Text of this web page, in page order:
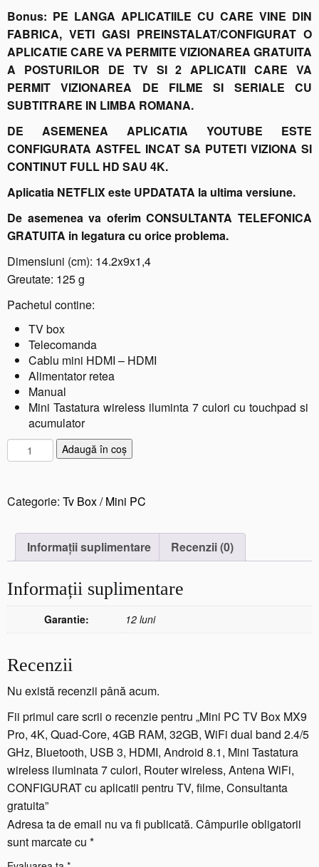
Bonus: PE LANGA APLICATIILE CU CARE VINE DIN
FABRICA, VETI GASI PREINSTALAT/CONFIGURAT O
APLICATIE CARE VA PERMITE VIZIONAREA GRATUITA
A POSTURILOR DE TV SI 2 APLICATII CARE VA
PERMIT VIZIONAREA DE FILME SI SERIALE CU
SUBTITRARE IN LIMBA ROMANA.
DE ASEMENEA APLICATIA YOUTUBE ESTE
CONFIGURATA ASTFEL INCAT SA PUTETI VIZIONA SI
CONTINUT FULL HD SAU 4K.
Aplicatia NETFLIX este UPDATATA la ultima versiune.
De asemenea va oferim CONSULTANTA TELEFONICA
GRATUITA in legatura cu orice problema.
Dimensiuni (cm): 14.2x9x1,4
Greutate: 125 g
Pachetul contine:
TV box
Telecomanda
Cablu mini HDMI – HDMI
Alimentator retea
Manual
Mini Tastatura wireless iluminta 7 culori cu touchpad si
acumulator
a
i
M
i
i
C
V
B
o
M
X
9
P
r
o,
Adaugă în coș
Categorie: Tv Box / Mini PC
Informații suplimentare Recenzii (0)
Informații suplimentare
Garantie: 12 luni
Recenzii
Nu există recenzii până acum.
Fii primul care scrii o recenzie pentru „Mini PC TV Box MX9
Pro, 4K, Quad-Core, 4GB RAM, 32GB, WiFi dual band 2.4/5
GHz, Bluetooth, USB 3, HDMI, Android 8.1, Mini Tastatura
wireless iluminata 7 culori, Router wireless, Antena WiFi,
CONFIGURAT cu aplicatii pentru TV, filme, Consultanta
gratuita”
Adresa ta de email nu va fi publicată. Câmpurile obligatorii
sunt marcate cu *